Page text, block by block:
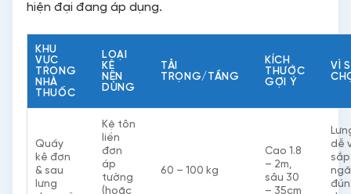
hiện đại đang áp dụng.
KHU
VỰC
TRONG
NHÀ
THUỐC
LOẠI
KỆ
NÊN
DÙNG
TẢI
TRỌNG/TẦNG
KÍCH
THƯỚC
GỢI Ý
VÌ
Quầy
kê đơn
& sau
lưng
Kệ tôn
liền
đơn
áp
tường
(hoặc
60 – 100 kg
Cao 1.8
– 2m,
sâu 30
– 35cm
dễ